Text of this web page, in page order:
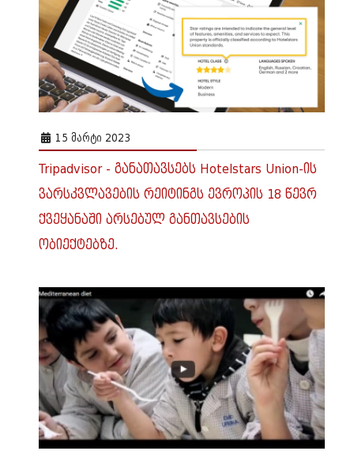
15 ᲛᲐᲠᲢᲘ 2023
Tripadvisor - განათავსებს Hotelstars Union-ის
ვარსკვლავების რეიტინგს ევროპის 18 წევრ
ქვეყანაში არსებულ განთავსების
ობიექტებზე.